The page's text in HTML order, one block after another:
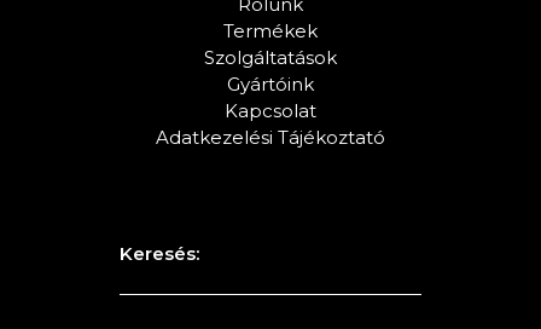
Termékek
Szolgáltatások
Gyártóink
Kapcsolat
Adatkezelési Tájékoztató
Keresés: